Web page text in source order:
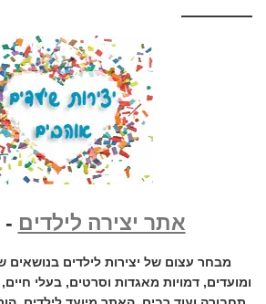
אתר יצירה לילדים -
מבחר עצום של יצירות לילדים בנושאים
ומועדים, דמויות מאגדות וסרטים, בעלי